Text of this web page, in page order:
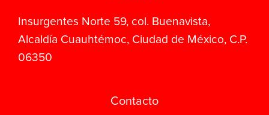
Insurgentes Norte 59, col. Buenavista,
Alcaldía Cuauhtémoc, Ciudad de México, C.P.
06350
Contacto